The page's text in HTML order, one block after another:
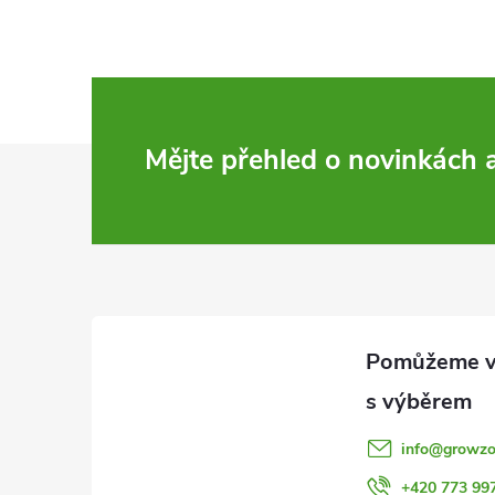
Mějte přehled o novinkách
info@
+420 773